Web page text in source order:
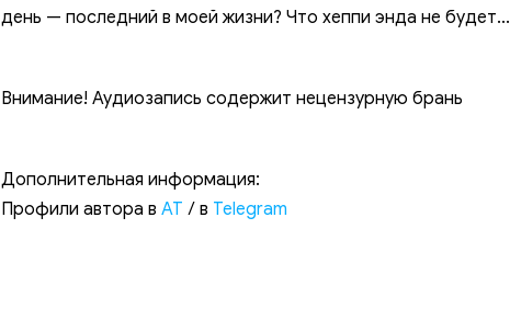
день — последний в моей жизни? Что хеппи энда не будет...
Внимание! Аудиозапись содержит нецензурную брань
Дополнительная информация:
Профили автора в АТ / в Telegram